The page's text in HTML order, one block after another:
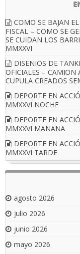
COMO SE BAJAN
FISCAL – COMO SE
SE CUIDAN LOS
MMXXVI
DISENIOS DE
OFICIALES –
CUPULA CREADOS
DEPORTE EN
MMXXVI NOCHE
DEPORTE EN
MMXXVI MAÑANA
DEPORTE EN
MMXXVI TARDE
agosto 2026
julio 2026
junio 2026
mayo 2026